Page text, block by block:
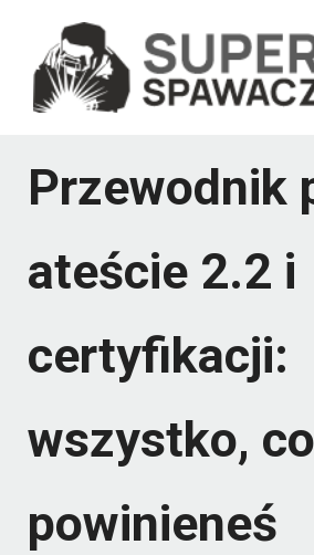
treści
Przewodnik
ateście 2.2 i
certyfikacji:
wszystko, co
powinieneś